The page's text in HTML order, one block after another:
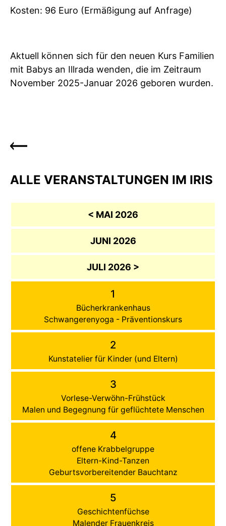
Kosten: 96 Euro (Ermäßigung auf Anfrage)
Aktuell können sich für den neuen Kurs Familien
mit Babys an Illrada wenden, die im Zeitraum
November 2025-Januar 2026 geboren wurden.
ALLE VERANSTALTUNGEN IM IRIS
< MAI 2026
JUNI 2026
JULI 2026 >
1
Bücherkrankenhaus
Schwangerenyoga - Präventionskurs
2
Kunstatelier für Kinder (und Eltern)
3
Vorlese-Verwöhn-Frühstück
Malen und Begegnung für geflüchtete Menschen
4
offene Krabbelgruppe
Eltern-Kind-Tanzen
Geburtsvorbereitender Bauchtanz
5
Geschichtenfüchse
Malender Frauenkreis